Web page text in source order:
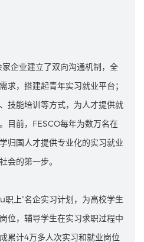
企业建立了双向沟通机制，全
求，搭建起青年实习就业平台；
技能培训等方式，为人才提供就
目前，FESCO每年为数万名在
归国人才提供专业化的实习就业
会的第一步。
职上”名企实习计划，为高校学生
位，辅导学生在实习求职过程中
累计4万多人次实习和就业岗位